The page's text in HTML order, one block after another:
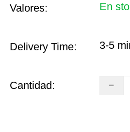
Valores: En
Delivery Time: 3-5
Cantidad: